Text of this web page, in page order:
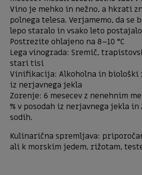
Vino je mehko in nežno, a hkrati
polnega telesa. Verjamemo, da se
lepo staralo in vsako leto
Postrezite ohlajeno na 8–10 °C
Lega vinograda: Sremič,
stari tisi
Vinifikacija: Alkoholna in biološki
iz nerjavnega jekla
Zorenje: 6 mesecev z nenehnim
% v posodah iz nerjavnega jekla in
sodih.
Kulinarična spremljava:
ali k morskim jedem, rižotam,